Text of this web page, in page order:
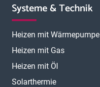
Systeme & Technik
Heizen mit Wärmepumpe
Heizen mit Gas
Heizen mit Öl
Solarthermie